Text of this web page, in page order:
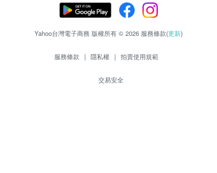
Yahoo台灣電子商務 版權所有 © 2026 服務條款(更新)
服務條款 | 隱私權 | 拍賣使用規範
交易安全